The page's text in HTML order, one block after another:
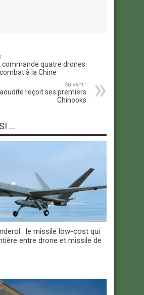
:
commande quatre drones
à la Chine
Suivant :
reçoit ses premiers
Chinooks
...
: le missile low-cost qui
entre drone et missile de